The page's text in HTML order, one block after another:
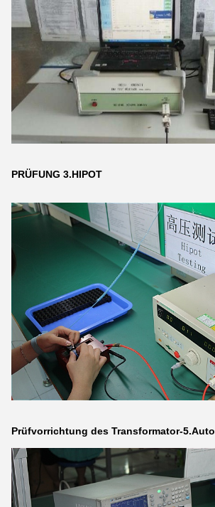
PRÜFUNG 3.HIPOT
Prüfvorrichtung des Transformator-5.Auto